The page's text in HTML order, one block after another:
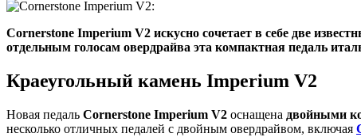
Cornerstone Imperium V2 искусно сочетает в себе две
отдельным голосам овердрайва эта компактная педаль
Краеугольный камень Imperium V2
Новая педаль Cornerstone Imperium V2 оснащена двойными
несколько отличных педалей с двойным овердрайвом, включая